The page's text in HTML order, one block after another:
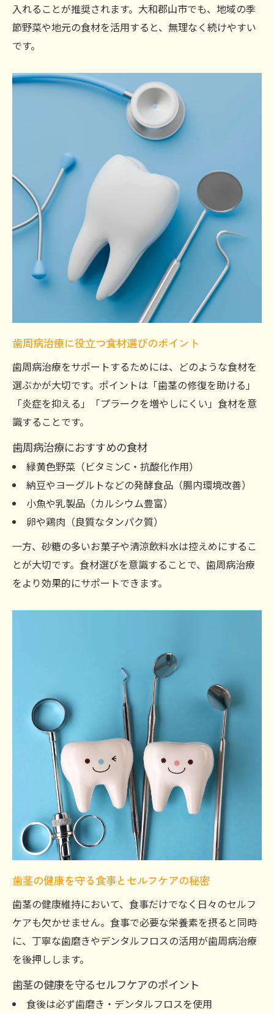
入れることが推奨されます。大和郡山市でも、地域の季
節野菜や地元の食材を活用すると、無理なく続けやすい
です。
歯周病治療に役立つ食材選びのポイント
歯周病治療をサポートするためには、どのような食材を
選ぶかが大切です。ポイントは「歯茎の修復を助ける」
「炎症を抑える」「プラークを増やしにくい」食材を意
識することです。
歯周病治療におすすめの食材
緑黄色野菜（ビタミンC・抗酸化作用）
納豆やヨーグルトなどの発酵食品（腸内環境改善）
小魚や乳製品（カルシウム豊富）
卵や鶏肉（良質なタンパク質）
一方、砂糖の多いお菓子や清涼飲料水は控えめにするこ
とが大切です。食材選びを意識することで、歯周病治療
をより効果的にサポートできます。
歯茎の健康を守る食事とセルフケアの秘密
歯茎の健康維持において、食事だけでなく日々のセルフ
ケアも欠かせません。食事で必要な栄養素を摂ると同時
に、丁寧な歯磨きやデンタルフロスの活用が歯周病治療
を後押しします。
歯茎の健康を守るセルフケアのポイント
食後は必ず歯磨き・デンタルフロスを使用